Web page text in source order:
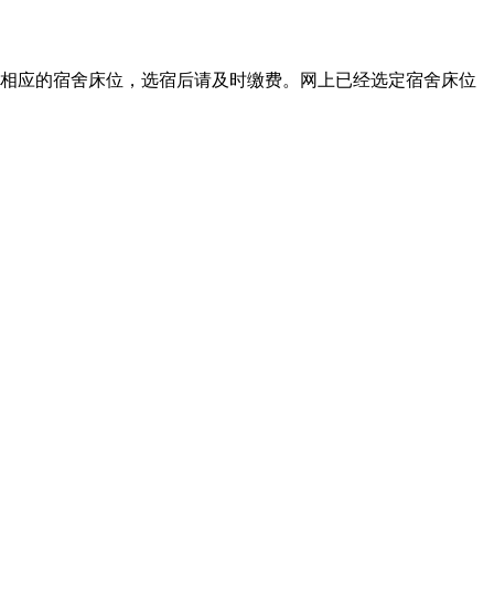
的宿舍床位，选宿后请及时缴费。网上已经选定宿舍床位